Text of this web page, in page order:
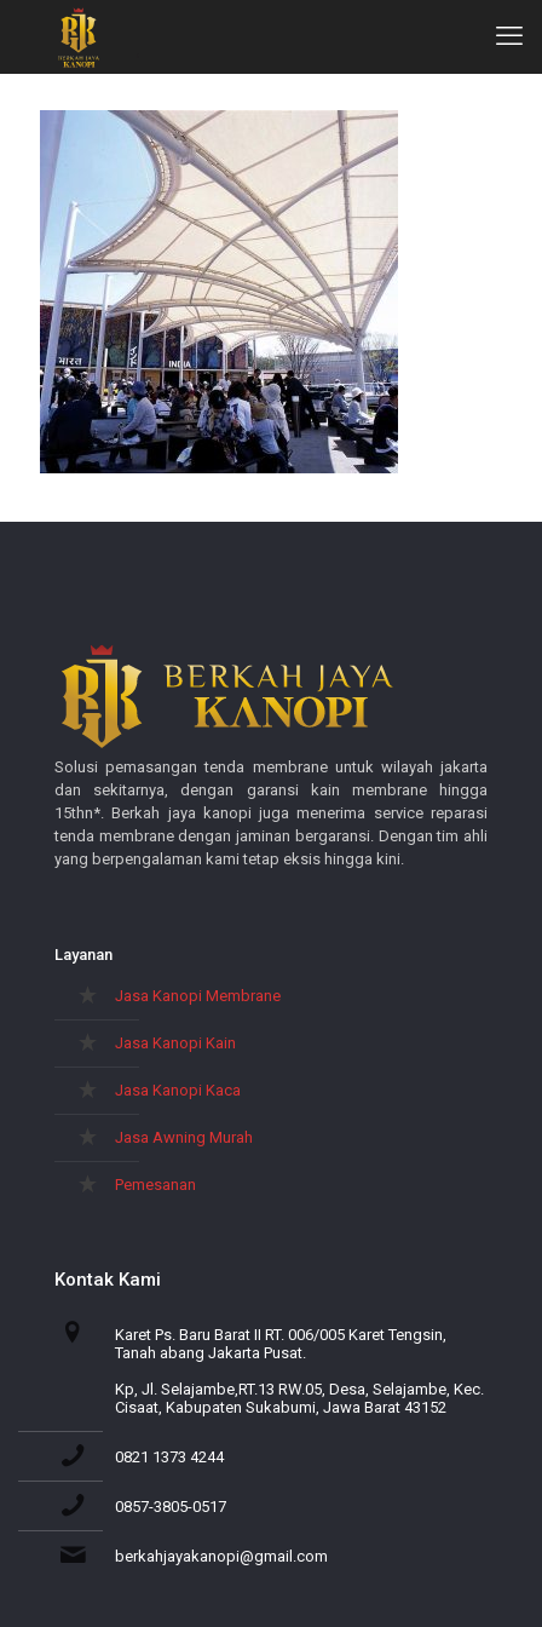
Solusi pemasangan tenda membrane untuk wilayah jakarta
dan sekitarnya, dengan garansi kain membrane hingga
15thn*. Berkah jaya kanopi juga menerima service reparasi
tenda membrane dengan jaminan bergaransi. Dengan tim ahli
yang berpengalaman kami tetap eksis hingga kini.
Layanan
Jasa Kanopi Membrane
Jasa Kanopi Kain
Jasa Kanopi Kaca
Jasa Awning Murah
Pemesanan
Kontak Kami
Karet Ps. Baru Barat II RT. 006/005 Karet Tengsin,
Tanah abang Jakarta Pusat.
Kp, Jl. Selajambe,RT.13 RW.05, Desa, Selajambe, Kec.
Cisaat, Kabupaten Sukabumi, Jawa Barat 43152
0821 1373 4244
0857-3805-0517
berkahjayakanopi@gmail.com